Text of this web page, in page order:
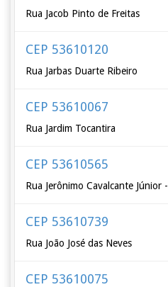
Rua Jacob Pinto de Freitas
CEP 53610120
Rua Jarbas Duarte Ribeiro
CEP 53610067
Rua Jardim Tocantira
CEP 53610565
Rua Jerônimo Cavalcante Júnior
CEP 53610739
Rua João José das Neves
CEP 53610075